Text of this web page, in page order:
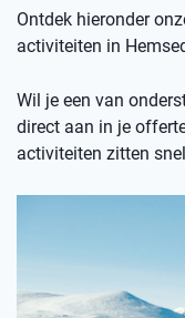
Ontdek hieronder
activiteiten in
Wil je een van
direct aan in je
activiteiten zitten